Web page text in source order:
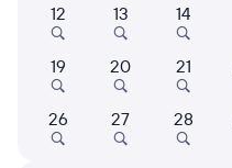
Самый быстрый
147Е Проходящий
21:20
12 13 14
19 20 21
26 27 28